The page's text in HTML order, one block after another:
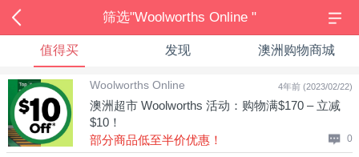
筛选"Woolworths Online "
值得买 发现 澳洲购物商城
4年前 (2023/02/22)
Woolworths Online
澳洲超市 Woolworths 活动：购物满$170 – 立减
$10！
部分商品低至半价优惠！
0